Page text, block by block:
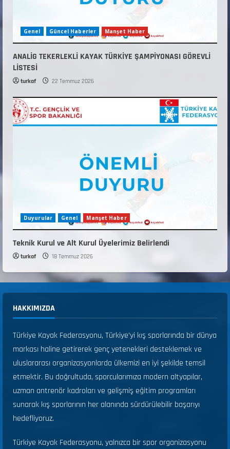
Genel Güncel Haberler Manşet Haber
ANALİG TEKERLEKLİ KAYAK TÜRKİYE ŞAMPİYONASI GÖREVLİ
LİSTESİ
turkaf 22 Temmuz 2026
Duyurular Genel Manşet Haber
Teknik Kurul ve Alt Kurul Üyelerimiz Belirlendi
turkaf 18 Temmuz 2026
HAKKIMIZDA
Türkiye Kayak Federasyonu, Türkiye’yi kış sporlarında bir dünya
markası haline getirerek genç yetenekleri desteklemek ve
uluslararası organizasyonlarda ülkemizi en iyi şekilde temsil
etmektir. Bu doğrultuda, sporcularımıza modern altyapılar,
uzman antrenör kadroları ve gelişmiş eğitim programları
sunarak kış sporlarının her alanında sürdürülebilir başarıyı
hedefliyoruz.
Türkiye Kayak Federasyonu, yalnızca bir spor organizasyonu